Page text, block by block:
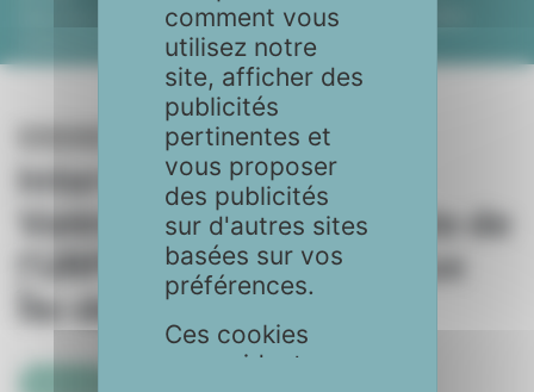
Interview du Docteur Valérie Briole, Présidente de l’URPS
médecins libéraux Île-de-France
No. 111 - Septembre 2022
Interview du Docteur
Valérie Briole, Présidente de
l’URPS médecins libéraux
Île-de-France
comment vous
utilisez notre
site, afficher des
publicités
pertinentes et
vous proposer
des publicités
sur d'autres sites
basées sur vos
préférences.
Ces cookies
nous aident